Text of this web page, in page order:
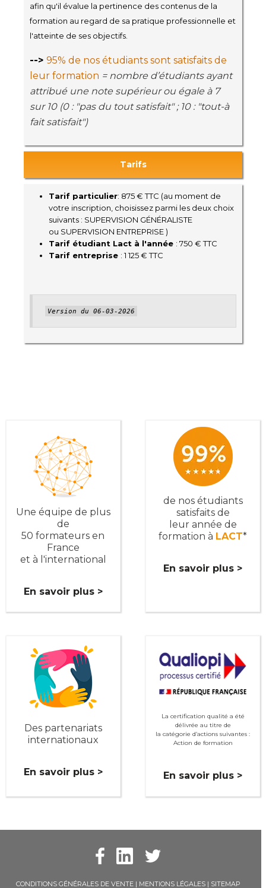
afin qu'il évalue la pertinence des contenus de la
formation au regard de sa pratique professionnelle et
l'atteinte de ses objectifs.
--> 95% de nos étudiants sont satisfaits de
leur formation = nombre d’étudiants ayant
attribué une note supérieur ou égale à 7
sur 10 (0 : "pas du tout satisfait" ; 10 : "tout-à
fait satisfait")
Tarifs
Tarif particulier: 875 € TTC (au moment de
votre inscription, choisissez parmi les deux choix
suivants : SUPERVISION GÉNÉRALISTE
ou SUPERVISION ENTREPRISE )
Tarif étudiant Lact à l'année : 750 € TTC
Tarif entreprise : 1 125 € TTC
Version du 06-03-2026
Une équipe de plus
de
50 formateurs en
France
et à l'international
En savoir plus >
de nos étudiants
satisfaits de
leur année de
formation à LACT*
En savoir plus >
Des partenariats
internationaux
En savoir plus >
La certification qualité a été
délivrée au titre de
la catégorie d’actions suivantes :
Action de formation
En savoir plus >
CONDITIONS GÉNÉRALES DE VENTE | MENTIONS LÉGALES | SITEMAP